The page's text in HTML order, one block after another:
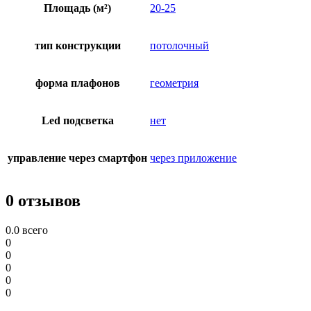
Площадь (м²) 20-25
тип конструкции потолочный
форма плафонов геометрия
Led подсветка нет
управление через смартфон через приложение
0 отзывов
0.0 всего
0
0
0
0
0